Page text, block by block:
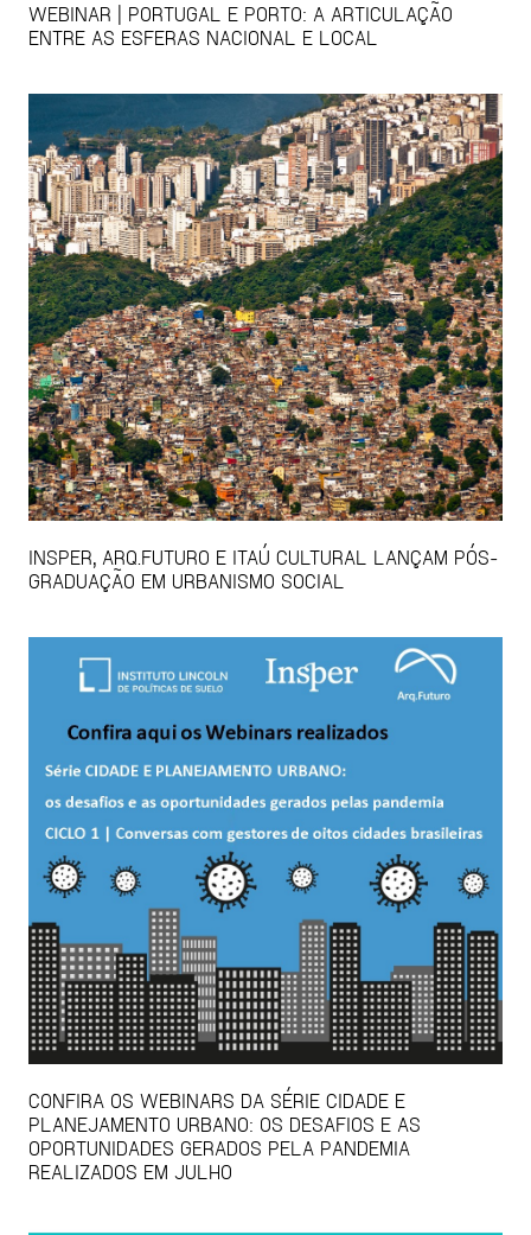
WEBINAR | PORTUGAL E PORTO: A ARTICULAÇÃO
ENTRE AS ESFERAS NACIONAL E LOCAL
INSPER, ARQ.FUTURO E ITAÚ CULTURAL LANÇAM PÓS-
GRADUAÇÃO EM URBANISMO SOCIAL
CONFIRA OS WEBINARS DA SÉRIE CIDADE E
PLANEJAMENTO URBANO: OS DESAFIOS E AS
OPORTUNIDADES GERADOS PELA PANDEMIA
REALIZADOS EM JULHO